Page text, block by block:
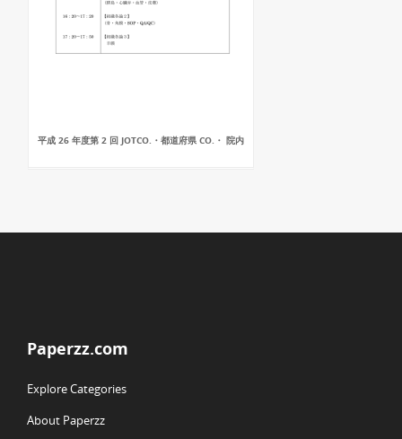
平成 26 年度第 2 回 JOTCO.・都道府県 CO.・ 院内
Paperzz.com
Explore Categories
About Paperzz